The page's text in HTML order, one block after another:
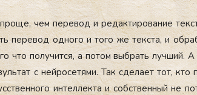
чем пе­ревод и ре­дак­ти­рова­ние
пе­ревод од­но­го и то­го же тек­ста, и
что по­лучит­ся, а по­том выб­рать луч­ший.
с ней­ро­сетя­ми. Так сде­ла­ет тот,
ин­теллек­та и собс­твен­ный не